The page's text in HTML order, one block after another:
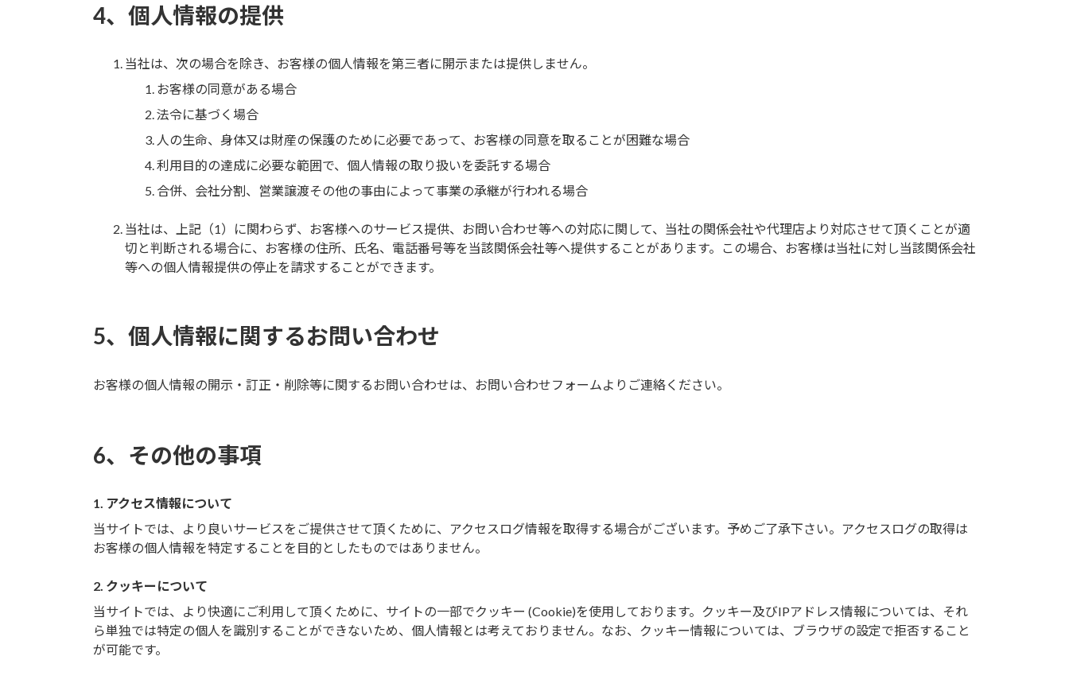
4、個人情報の提供
当社は、次の場合を除き、お客様の個人情報を第三者に開示または提供しません。
お客様の同意がある場合
法令に基づく場合
人の生命、身体又は財産の保護のために必要であって、お客様の同意を取ることが困難な場合
利用目的の達成に必要な範囲で、個人情報の取り扱いを委託する場合
合併、会社分割、営業譲渡その他の事由によって事業の承継が行われる場合
当社は、上記（1）に関わらず、お客様へのサービス提供、お問い合わせ等への対応に関して、当社の関係会社や代理店より対応させて頂くことが適
切と判断される場合に、お客様の住所、氏名、電話番号等を当該関係会社等へ提供することがあります。この場合、お客様は当社に対し当該関係会社
等への個人情報提供の停止を請求することができます。
5、個人情報に関するお問い合わせ
お客様の個人情報の開示・訂正・削除等に関するお問い合わせは、お問い合わせフォームよりご連絡ください。
6、その他の事項
1. アクセス情報について
当サイトでは、より良いサービスをご提供させて頂くために、アクセスログ情報を取得する場合がございます。予めご了承下さい。アクセスログの取得は
お客様の個人情報を特定することを目的としたものではありません。
2. クッキーについて
当サイトでは、より快適にご利用して頂くために、サイトの一部でクッキー (Cookie)を使用しております。クッキー及びIPアドレス情報については、それ
ら単独では特定の個人を識別することができないため、個人情報とは考えておりません。なお、クッキー情報については、ブラウザの設定で拒否すること
が可能です。